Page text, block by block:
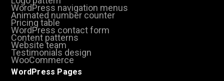
WordPress navigation menus
Animated number counter
Pricing table
WordPress contact form
Content patterns
Website team
Testimonials design
WooCommerce
WordPress Pages